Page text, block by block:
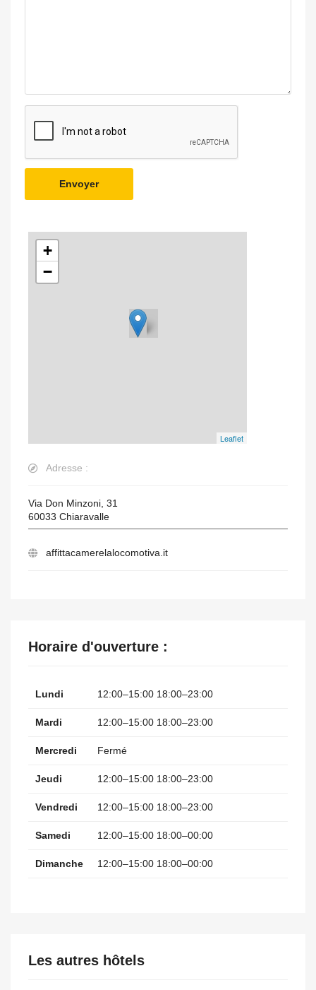
Envoyer
+
−
Leaflet
Adresse :
Via Don Minzoni, 31
60033 Chiaravalle
affittacamerelalocomotiva.it
Horaire d'ouverture :
Lundi 12:00–15:00 18:00–23:00
Mardi 12:00–15:00 18:00–23:00
Mercredi Fermé
Jeudi 12:00–15:00 18:00–23:00
Vendredi 12:00–15:00 18:00–23:00
Samedi 12:00–15:00 18:00–00:00
Dimanche 12:00–15:00 18:00–00:00
Les autres hôtels